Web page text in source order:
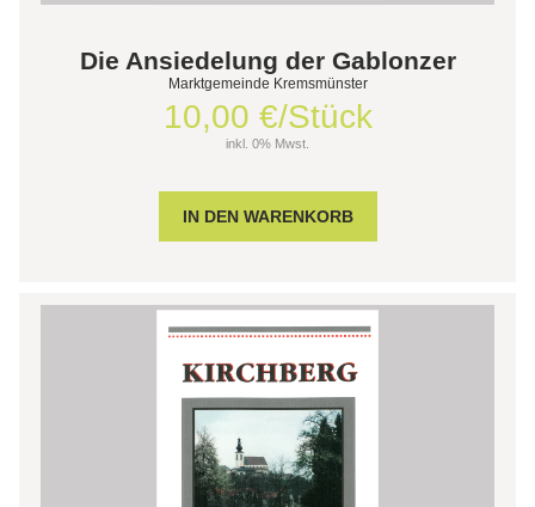
Die Ansiedelung der Gablonzer
Marktgemeinde Kremsmünster
10,00 €/Stück
inkl. 0% Mwst.